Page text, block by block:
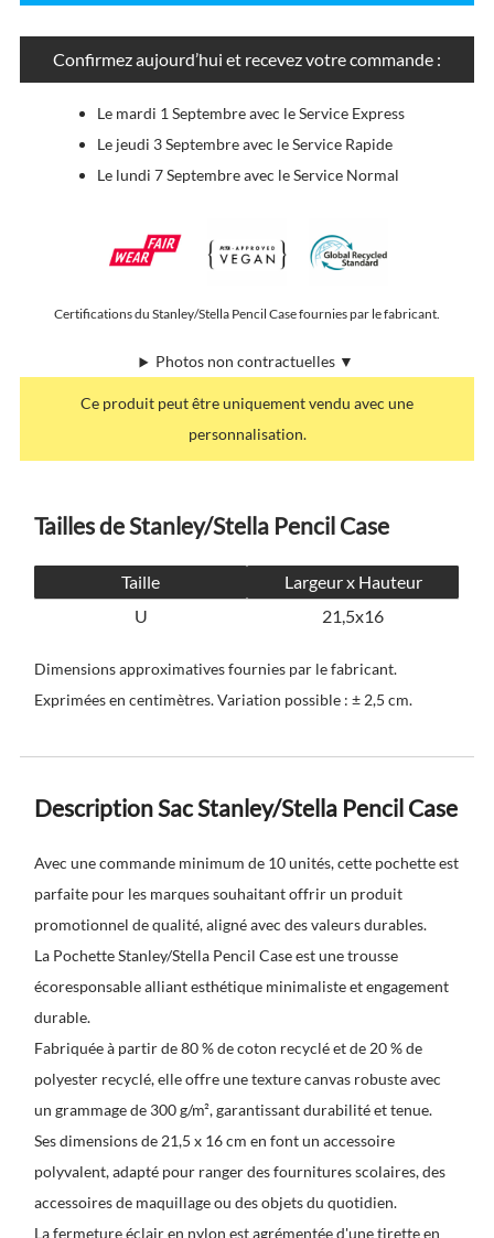
Confirmez aujourd’hui et recevez votre commande :
Le mardi 1 Septembre avec le Service Express
Le jeudi 3 Septembre avec le Service Rapide
Le lundi 7 Septembre avec le Service Normal
Certifications du Stanley/Stella Pencil Case fournies par le fabricant.
Photos non contractuelles ▼
Ce produit peut être uniquement vendu avec une
personnalisation.
Tailles de Stanley/Stella Pencil Case
Taille
Largeur x Hauteur
U
21,5x16
Dimensions approximatives fournies par le fabricant.
Exprimées en centimètres. Variation possible : ± 2,5 cm.
Description Sac Stanley/Stella Pencil Case
Avec une commande minimum de 10 unités, cette pochette est
parfaite pour les marques souhaitant offrir un produit
promotionnel de qualité, aligné avec des valeurs durables.
La Pochette Stanley/Stella Pencil Case est une trousse
écoresponsable alliant esthétique minimaliste et engagement
durable.
Fabriquée à partir de 80 % de coton recyclé et de 20 % de
polyester recyclé, elle offre une texture canvas robuste avec
un grammage de 300 g/m², garantissant durabilité et tenue.
Ses dimensions de 21,5 x 16 cm en font un accessoire
polyvalent, adapté pour ranger des fournitures scolaires, des
accessoires de maquillage ou des objets du quotidien.
La fermeture éclair en nylon est agrémentée d'une tirette en